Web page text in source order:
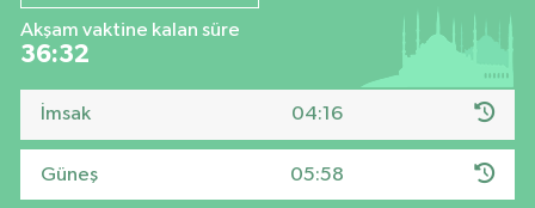
Akşam vaktine kalan süre
36:31
İmsak 04:16
Güneş 05:58